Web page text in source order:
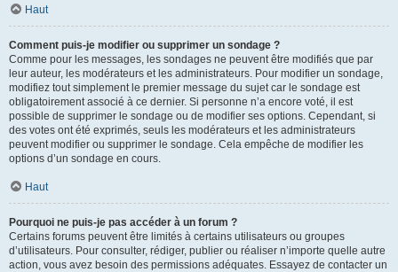
Haut
Comment puis-je modifier ou supprimer un sondage ?
Comme pour les messages, les sondages ne peuvent être modifiés que par
leur auteur, les modérateurs et les administrateurs. Pour modifier un sondage,
modifiez tout simplement le premier message du sujet car le sondage est
obligatoirement associé à ce dernier. Si personne n’a encore voté, il est
possible de supprimer le sondage ou de modifier ses options. Cependant, si
des votes ont été exprimés, seuls les modérateurs et les administrateurs
peuvent modifier ou supprimer le sondage. Cela empêche de modifier les
options d’un sondage en cours.
Haut
Pourquoi ne puis-je pas accéder à un forum ?
Certains forums peuvent être limités à certains utilisateurs ou groupes
d’utilisateurs. Pour consulter, rédiger, publier ou réaliser n’importe quelle autre
action, vous avez besoin des permissions adéquates. Essayez de contacter un